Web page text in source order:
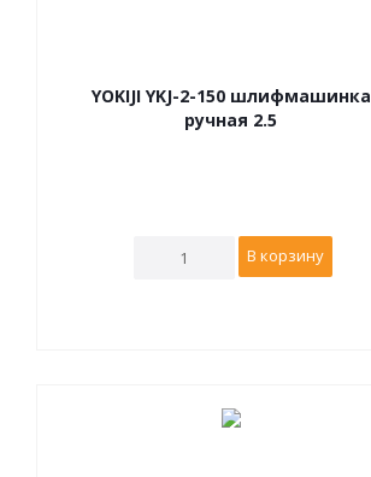
YOKIJI YKJ-2-150 шлифмашинка
ручная 2.5
В корзину